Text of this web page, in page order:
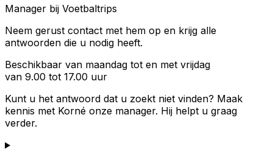
Manager bij Voetbaltrips
Neem gerust contact met hem op en krijg alle
antwoorden die u nodig heeft.
Beschikbaar van maandag tot en met vrijdag
van 9.00 tot 17.00 uur
Kunt u het antwoord dat u zoekt niet vinden? Maak
kennis met Korné onze manager. Hij helpt u graag
verder.